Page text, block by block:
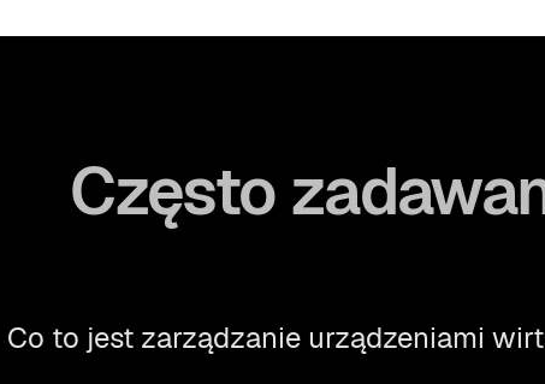
Często
Co to jest zarządzanie urządzeniami